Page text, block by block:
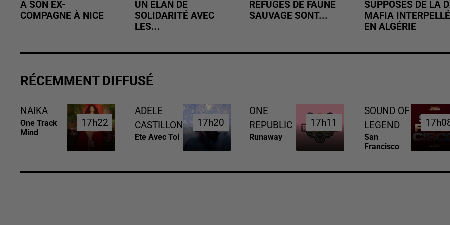
À SON EX-
COMPAGNE À NICE
UN ÉLAN DE
SOLIDARITÉ AVEC
LES...
REFUGES DE FAUNE
SAUVAGE SONT...
SUPPOSÉS DE LA
MAFIA INTERPELLÉ
EN ALGÉRIE
RÉCEMMENT DIFFUSÉ
NAIKA
One Track
Mind
17h22
17h22
ADELE
CASTILLON
Ete Avec Toi
17h20
17h20
ONE
REPUBLIC
Runaway
17h11
17h11
SOUND OF
LEGEND
San
Francisco